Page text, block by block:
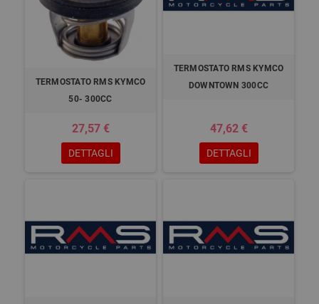
TERMOSTATO RMS KYMCO
50- 300CC
27,57 €
DETTAGLI
TERMOSTATO RMS KYMCO
DOWNTOWN 300CC
47,62 €
DETTAGLI